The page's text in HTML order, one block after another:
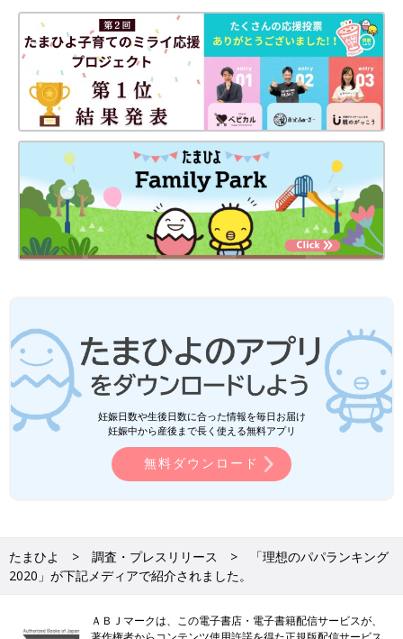
妊娠日数や生後日数に合った情報を毎日お届け
妊娠中から産後まで長く使える無料アプリ
無料ダウンロード
たまひよ 調査・プレスリリース
「理想のパパランキング
2020」が下記メディアで紹介されました。
ＡＢＪマークは、この電子書店・電子書籍配信サービスが、